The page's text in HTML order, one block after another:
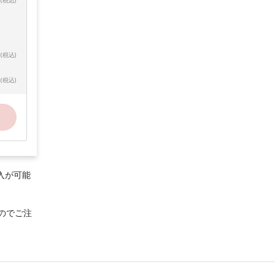
(税込)
(税込)
が可能
でご注